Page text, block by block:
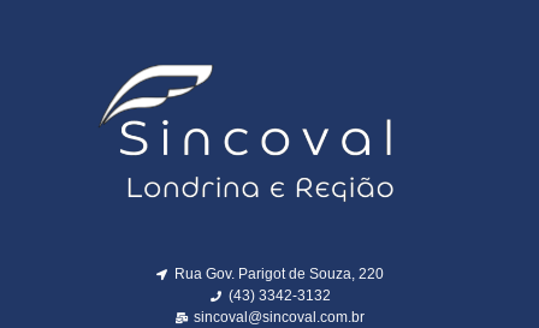
Rua Gov. Parigot de Souza, 220
(43) 3342-3132
sincoval@sincoval.com.br